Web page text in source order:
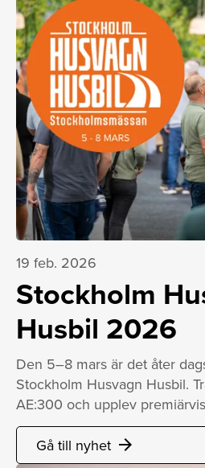
19 feb. 2026
Stockholm
Husbil 2026
Den 5–8 mars är det åter
Stockholm Husvagn ­Husbil.
AE:300 och upplev
Gå till nyhet arrow_forward